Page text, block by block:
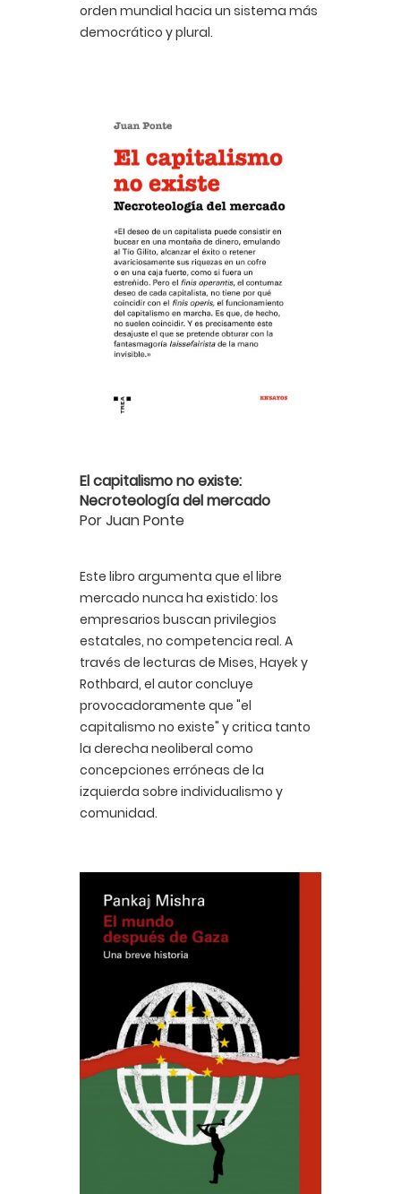
orden mundial hacia un sistema más
democrático y plural.
El capitalismo no existe:
Necroteología del mercado
Por Juan Ponte
Este libro argumenta que el libre
mercado nunca ha existido: los
empresarios buscan privilegios
estatales, no competencia real. A
través de lecturas de Mises, Hayek y
Rothbard, el autor concluye
provocadoramente que "el
capitalismo no existe" y critica tanto
la derecha neoliberal como
concepciones erróneas de la
izquierda sobre individualismo y
comunidad.